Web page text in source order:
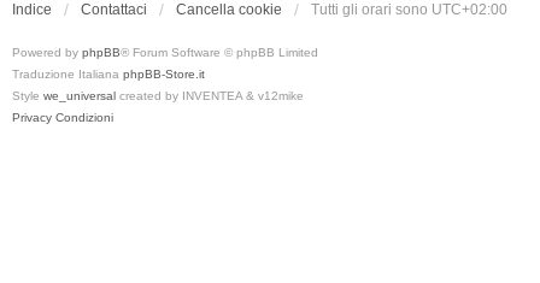
Indice Contattaci Cancella cookie Tutti gli orari sono UTC+02:00
Powered by phpBB® Forum Software © phpBB Limited
Traduzione Italiana phpBB-Store.it
Style we_universal created by INVENTEA & v12mike
Privacy Condizioni